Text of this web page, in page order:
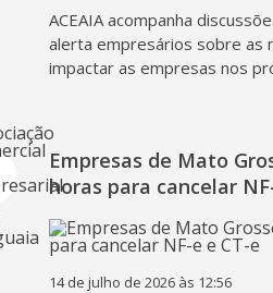
ACEAIA acompanha
alerta empresários sobre as
impactar as empresas nos
Empresas de Mato
horas para cancelar
14 de julho de 2026 às 12:56